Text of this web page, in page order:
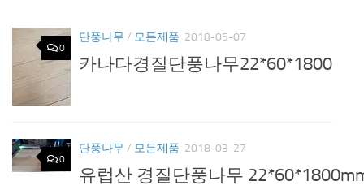
0
단풍나무 / 모든제품 2018-05-07
카나다경질단풍나무22*60*1800
0
단풍나무 / 모든제품 2018-03-27
유럽산 경질단풍나무